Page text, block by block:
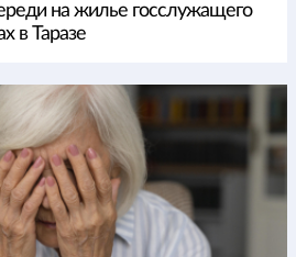
на жилье госслужащего
в Таразе